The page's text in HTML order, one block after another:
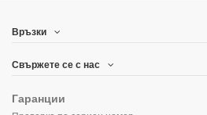
Връзки
Свържете се с нас
Гаранции